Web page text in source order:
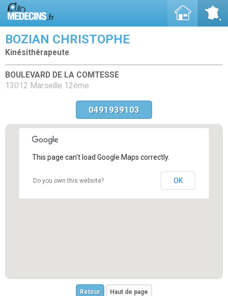
BOZIAN CHRISTOPHE
Kinésithérapeute
BOULEVARD DE LA COMTESSE
13012 Marseille 12ème
0491939103
This page can't load Google Maps correctly.
Do you own this website? OK
Retour Haut de page